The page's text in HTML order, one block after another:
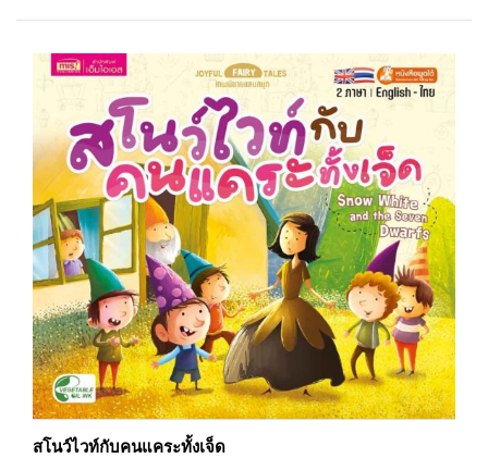
สโนว์ไวท์กับคนแคระทั้งเจ็ด